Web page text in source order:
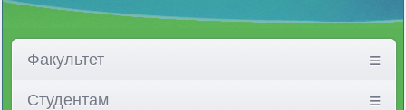
Факультет
Студентам